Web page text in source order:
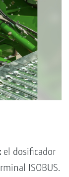
el dosificador
ISOBUS.